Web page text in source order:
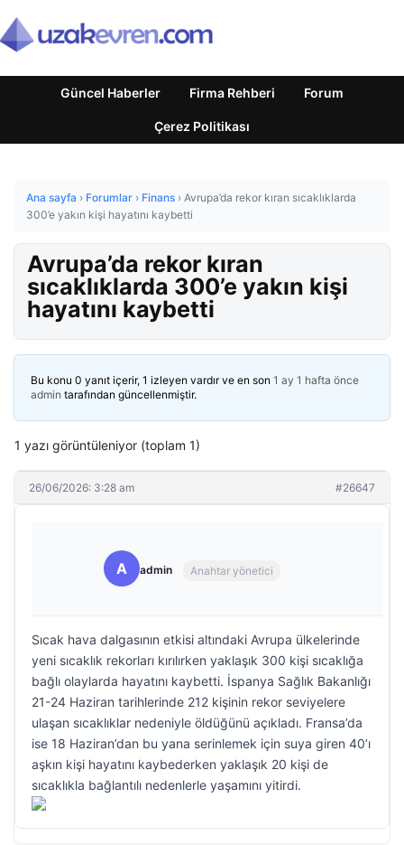
Güncel Haberler Firma Rehberi Forum
Çerez Politikası
Ana sayfa › Forumlar › Finans › Avrupa’da rekor kıran sıcaklıklarda
300’e yakın kişi hayatını kaybetti
Avrupa’da rekor kıran
sıcaklıklarda 300’e yakın kişi
hayatını kaybetti
Bu konu 0 yanıt içerir, 1 izleyen vardır ve en son 1 ay 1 hafta önce
admin tarafından güncellenmiştir.
1 yazı görüntüleniyor (toplam 1)
26/06/2026: 3:28 am #26647
A admin Anahtar yönetici
Sıcak hava dalgasının etkisi altındaki Avrupa ülkelerinde
yeni sıcaklık rekorları kırılırken yaklaşık 300 kişi sıcaklığa
bağlı olaylarda hayatını kaybetti. İspanya Sağlık Bakanlığı
21-24 Haziran tarihlerinde 212 kişinin rekor seviyelere
ulaşan sıcaklıklar nedeniyle öldüğünü açıkladı. Fransa’da
ise 18 Haziran’dan bu yana serinlemek için suya giren 40’ı
aşkın kişi hayatını kaybederken yaklaşık 20 kişi de
sıcaklıkla bağlantılı nedenlerle yaşamını yitirdi.